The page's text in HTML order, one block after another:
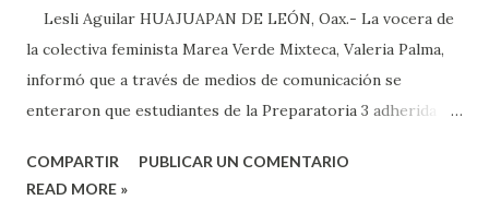
Lesli Aguilar HUAJUAPAN DE LEÓN, Oax.- La vocera de
la colectiva feminista Marea Verde Mixteca, Valeria Palma,
informó que a través de medios de comunicación se
enteraron que estudiantes de la Preparatoria 3 adherida a
colocado un tendedero de denuncias por el tema de acoso
COMPARTIR
PUBLICAR UN COMENTARIO
READ MORE »